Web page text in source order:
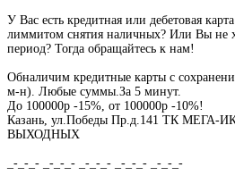
У Вас есть кредитная или дебетовая
лиммитом снятия наличных? Или Вы не
период? Тогда обращайтесь к нам!
Обналичим кредитные карты с
м-н). Любые суммы.За 5 минут.
До 100000р -15%, от 100000р -10%!
Казань, ул.Победы Пр.д.141 ТК МЕГА-
ВЫХОДНЫХ
_-_-_- _-_-_- _-_-_- _-_-_- _-_-_-